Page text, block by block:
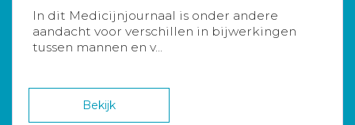
In dit Medicijnjournaal is onder andere
aandacht voor verschillen in bijwerkingen
tussen mannen en v...
Bekijk